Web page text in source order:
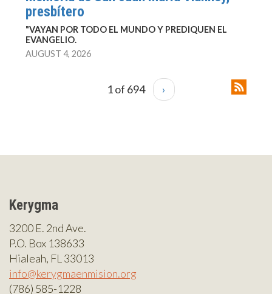
presbítero
"VAYAN POR TODO EL MUNDO Y PREDIQUEN EL
EVANGELIO.
AUGUST 4, 2026
1 of 694 ›
Kerygma
3200 E. 2nd Ave.
P.O. Box 138633
Hialeah, FL 33013
info@kerygmaenmision.org
(786) 585-1228